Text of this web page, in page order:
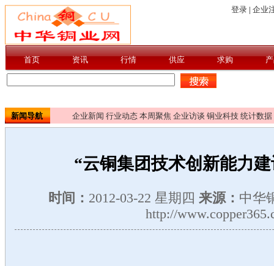
新闻导航 企业新闻 行业动态 本周聚焦 企业访谈 铜业科技 统计数据
“云铜集团技术创新能力
时间： 2012-03-22 星期四 来源： 中华
http://